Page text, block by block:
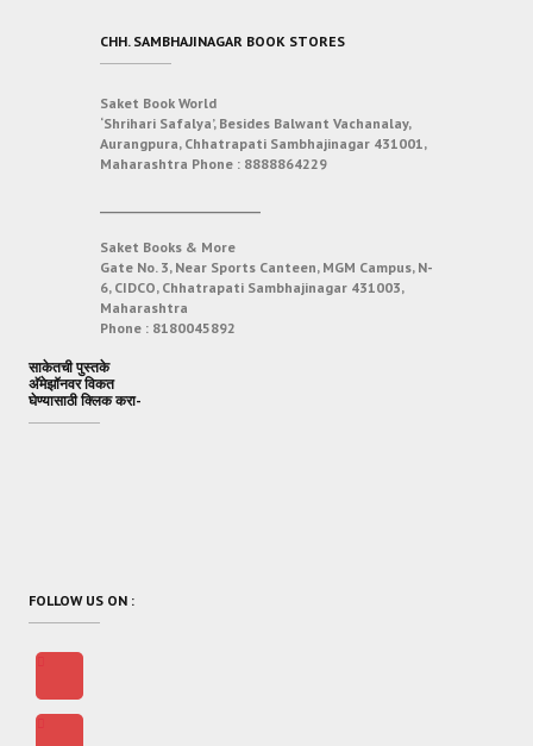
CHH. SAMBHAJINAGAR BOOK STORES
Saket Book World
‘Shrihari Safalya’, Besides Balwant Vachanalay,
Aurangpura, Chhatrapati Sambhajinagar 431001,
Maharashtra Phone : 8888864229
Saket Books & More
Gate No. 3, Near Sports Canteen, MGM Campus, N-
6, CIDCO, Chhatrapati Sambhajinagar 431003,
Maharashtra
Phone : 8180045892
साकेतची पुस्तके
अ‍ॅमेझॉनवर विकत
घेण्यासाठी क्लिक करा-
FOLLOW US ON :